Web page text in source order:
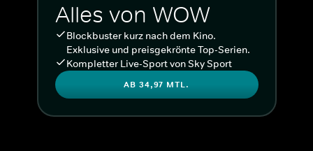
Alles von WOW
Blockbuster kurz nach dem Kino.
Exklusive und preisgekrönte Top-Serien.
Kompletter Live-Sport von Sky Sport
AB 34,97 MTL.